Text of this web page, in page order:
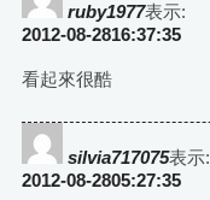
ruby1977表示:
2012-08-2816:37:35
看起來很酷
silvia717075表示:
2012-08-2805:27:35